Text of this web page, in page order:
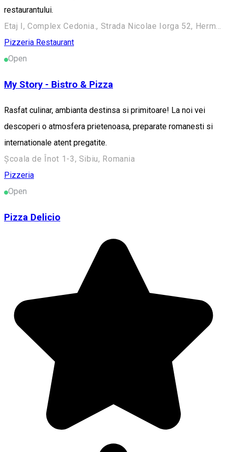
restaurantului.
Etaj I, Complex Cedonia., Strada Nicolae Iorga 52, Hermannstadt, Romania, 550361
Pizzeria Restaurant
Open
My Story - Bistro & Pizza
Rasfat culinar, ambianta destinsa si primitoare! La noi vei
descoperi o atmosfera prietenoasa, preparate romanesti si
internationale atent pregatite.
Școala de Înot 1-3, Sibiu, Romania
Pizzeria
Open
Pizza Delicio